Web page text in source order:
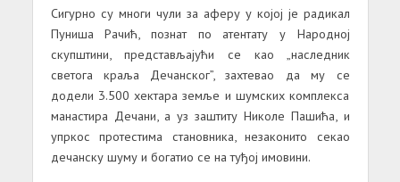
Сигурно су многи чули за аферу у којој је радикал
Пуниша Рачић, познат по атентату у Народној
скупштини, представљајући се као „наследник
светога краља Дечанског”, захтевао да му се
додели 3.500 хектара земље и шумских комплекса
манастира Дечани, а уз заштиту Николе Пашића, и
упркос протестима становника, незаконито секао
дечанску шуму и богатио се на туђој имовини.